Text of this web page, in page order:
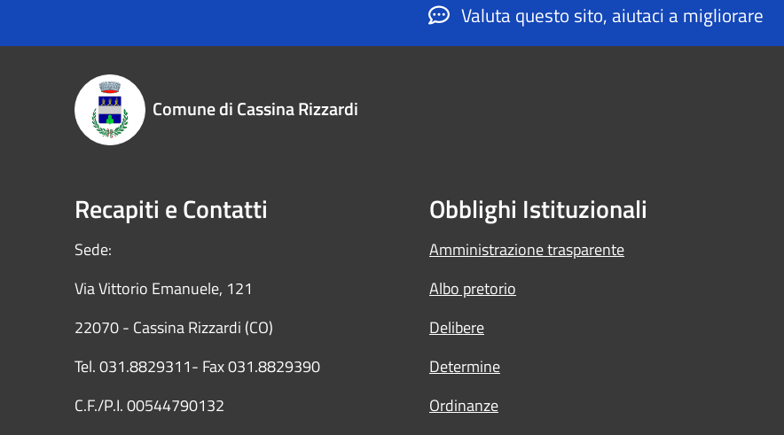
Valuta questo sito, aiutaci a migliorare
Comune di Cassina Rizzardi
Recapiti e Contatti
Sede:
Via Vittorio Emanuele, 121
22070 - Cassina Rizzardi (CO)
Tel. 031.8829311- Fax 031.8829390
C.F./P.I. 00544790132
Obblighi Istituzionali
Amministrazione trasparente
Albo pretorio
Delibere
Determine
Ordinanze